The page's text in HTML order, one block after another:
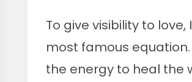
To give visibility to
most famous
the energy to heal the